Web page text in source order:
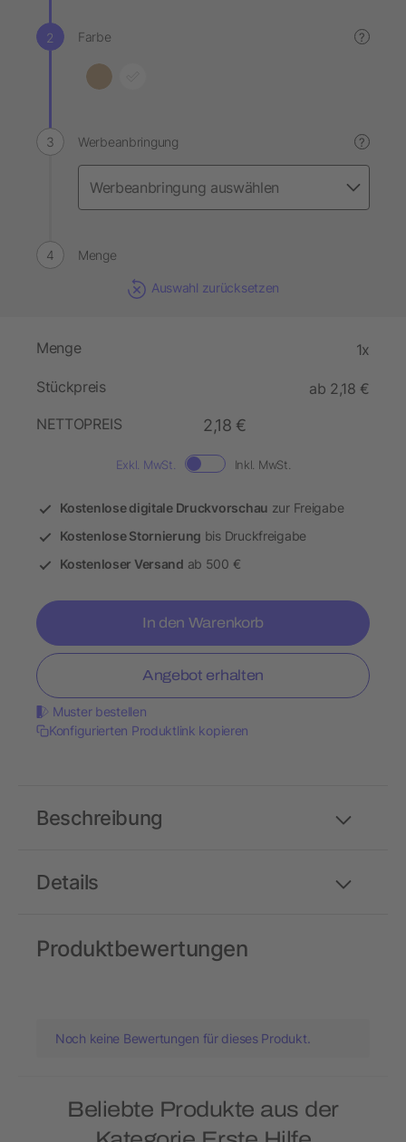
Farbe ?
Werbeanbringung ?
Menge
Auswahl zurücksetzen
Menge 1x
Stückpreis
ab 2,18 €
NETTOPREIS
2,18 €
Exkl. MwSt. Inkl. MwSt.
Kostenlose digitale Druckvorschau zur Freigabe
Kostenlose Stornierung bis Druckfreigabe
Kostenloser Versand ab 500 €
In den Warenkorb
Angebot erhalten
Muster bestellen
Konfigurierten Produktlink kopieren
Details
Beschreibung
Produktbewertungen
Noch keine Bewertungen für dieses Produkt.
Beliebte Produkte aus der